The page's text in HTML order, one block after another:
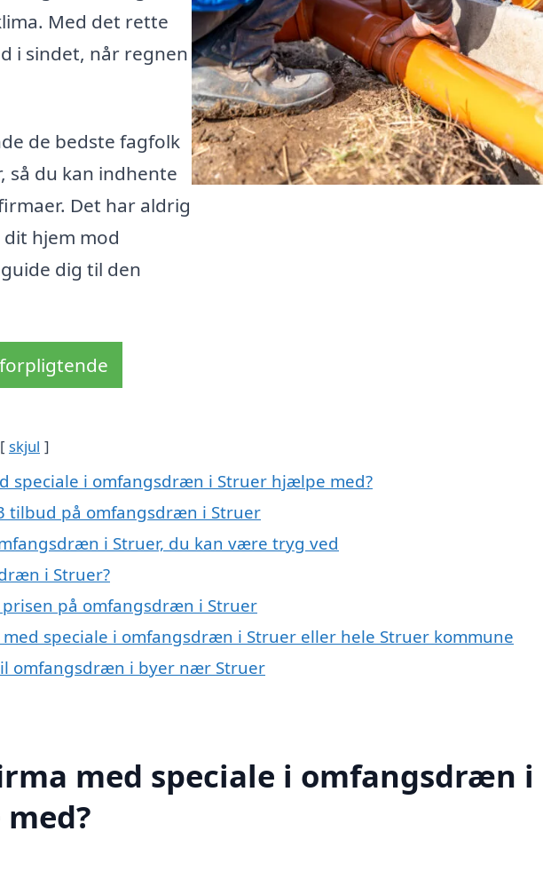
Med det rette
i sindet, når regnen
de bedste fagfolk
du kan indhente
Det har aldrig
hjem mod
dig til den
skjul
speciale i omfangsdræn i Struer hjælpe med?
tilbud på omfangsdræn i Struer
i Struer, du kan være tryg ved
i Struer?
på omfangsdræn i Struer
speciale i omfangsdræn i Struer eller hele Struer kommune
omfangsdræn i byer nær Struer
med speciale i omfangsdræn i